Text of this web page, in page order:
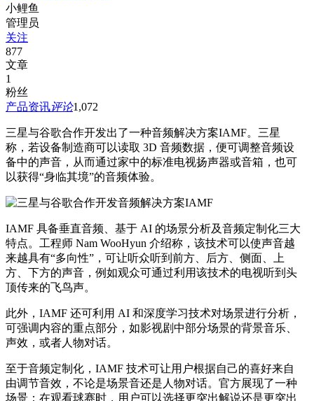
小鲤鱼
管理员
关注
877
文章
1
粉丝
产品资讯评论1,072
三星与谷歌合作开发出了一种音频解决方案IAMF。三星
称，若设备制造商可以读取 3D 音频数据，便可调整音频设
备中的声音，从而通过家中的标准电视扬声器或音箱，也可
以获得“身临其境”的音频体验。
IAMF 具备垂直音频、基于 AI 的场景分析及音频定制化三大
特点。工程师 Nam WooHyun 介绍称，该技术可以使声音越
来越具有“多向性”，可让听众听到前方、后方、侧面、上
方、下方的声音，例如观众可通过利用该技术的电视听到头
顶传来的飞鸟声。
此外，IAMF 还可利用 AI 和深度学习技术对场景进行分析，
可强调内容的重点部分，如影视剧中部分场景的背景音乐、
声效，或者人物对话。
至于音频定制化，IAMF 技术可让用户根据自己的喜好来自
由调节音效，不论是场景音还是人物对话。官方展现了一种
场景：在观看球赛时，用户可以选择更突出解说还是更突出